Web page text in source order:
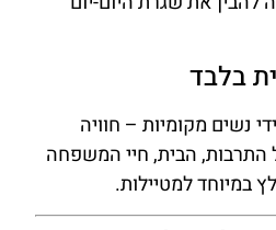
בלבד
נשים מקומיות – חוויה
התרבות, הבית, חיי המשפחה
במיוחד למטיילות.